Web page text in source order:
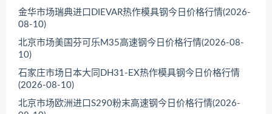
金华市场瑞典进口DIEVAR热作模具钢今日价格行情(2026-
08-10)
北京市场美国芬可乐M35高速钢今日价格行情(2026-08-
10)
石家庄市场日本大同DH31-EX热作模具钢今日价格行情
(2026-08-10)
北京市场欧洲进口S290粉末高速钢今日价格行情(2026-